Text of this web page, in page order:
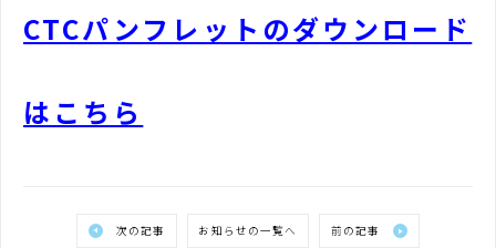
CTCパンフレットのダウンロード
はこちら
次の記事 お知らせの一覧へ 前の記事